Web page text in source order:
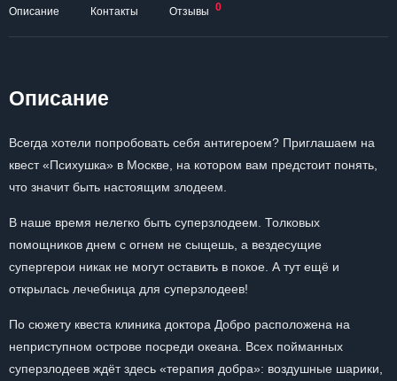
Описание Контакты Отзывы 0
Описание
Всегда хотели попробовать себя антигероем? Приглашаем на
квест «Психушка» в Москве, на котором вам предстоит понять,
что значит быть настоящим злодеем.
В наше время нелегко быть суперзлодеем. Толковых
помощников днем с огнем не сыщешь, а вездесущие
супергерои никак не могут оставить в покое. А тут ещё и
открылась лечебница для суперзлодеев!
По сюжету квеста клиника доктора Добро расположена на
неприступном острове посреди океана. Всех пойманных
суперзлодеев ждёт здесь «терапия добра»: воздушные шарики,